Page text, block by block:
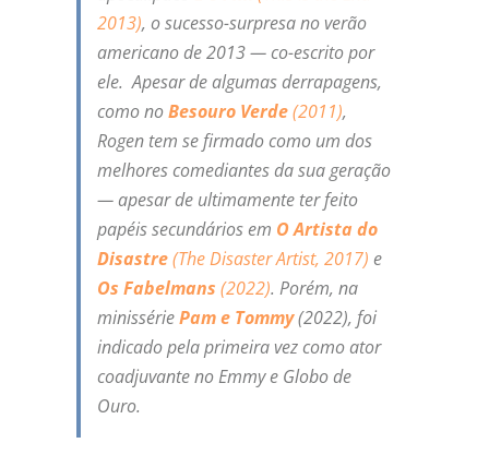
2013), o sucesso-surpresa no verão
americano de 2013 — co-escrito por
ele. Apesar de algumas derrapagens,
como noBesouro Verde(2011),
Rogen tem se firmado como um dos
melhores comediantes da sua geração
— apesar de ultimamente ter feito
papéis secundários em O Artista do
Disastre(The Disaster Artist, 2017) e
Os Fabelmans (2022). Porém, na
minissériePam e Tommy(2022), foi
indicado pela primeira vez como ator
coadjuvante no Emmy e Globo de
Ouro.